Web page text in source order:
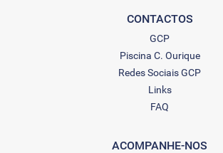
CONTACTOS
GCP
Piscina C. Ourique
Redes Sociais GCP
Links
FAQ
ACOMPANHE-NOS